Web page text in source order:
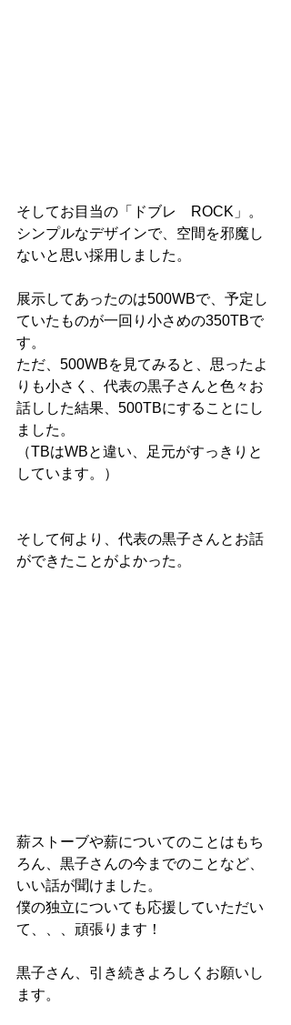
そしてお目当の「ドブレ　ROCK」。
シンプルなデザインで、空間を邪魔し
ないと思い採用しました。
展示してあったのは500WBで、予定し
ていたものが一回り小さめの350TBで
す。
ただ、500WBを見てみると、思ったよ
りも小さく、代表の黒子さんと色々お
話しした結果、500TBにすることにし
ました。
（TBはWBと違い、足元がすっきりと
しています。）
そして何より、代表の黒子さんとお話
ができたことがよかった。
薪ストーブや薪についてのことはもち
ろん、黒子さんの今までのことなど、
いい話が聞けました。
僕の独立についても応援していただい
て、、、頑張ります！
黒子さん、引き続きよろしくお願いし
ます。